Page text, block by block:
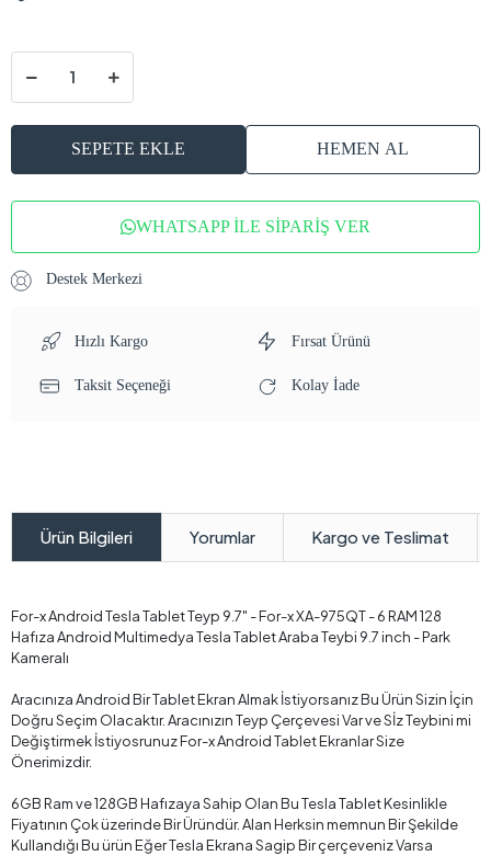
SEPETE EKLE HEMEN AL
WHATSAPP İLE SİPARİŞ VER
Destek Merkezi
Hızlı Kargo Fırsat Ürünü
Taksit Seçeneği Kolay İade
Ürün Bilgileri Yorumlar Kargo ve Teslimat
For-x Android Tesla Tablet Teyp 9.7" - For-x XA-975QT - 6 RAM 128
Hafıza Android Multimedya Tesla Tablet Araba Teybi 9.7 inch - Park
Kameralı
Aracınıza Android Bir Tablet Ekran Almak İstiyorsanız Bu Ürün Sizin İçin
Doğru Seçim Olacaktır. Aracınızın Teyp Çerçevesi Var ve Sİz Teybini mi
Değiştirmek İstiyosrunuz For-x Android Tablet Ekranlar Size
Önerimizdir.
6GB Ram ve 128GB Hafızaya Sahip Olan Bu Tesla Tablet Kesinlikle
Fiyatının Çok üzerinde Bir Üründür. Alan Herksin memnun Bir Şekilde
Kullandığı Bu ürün Eğer Tesla Ekrana Sagip Bir çerçeveniz Varsa